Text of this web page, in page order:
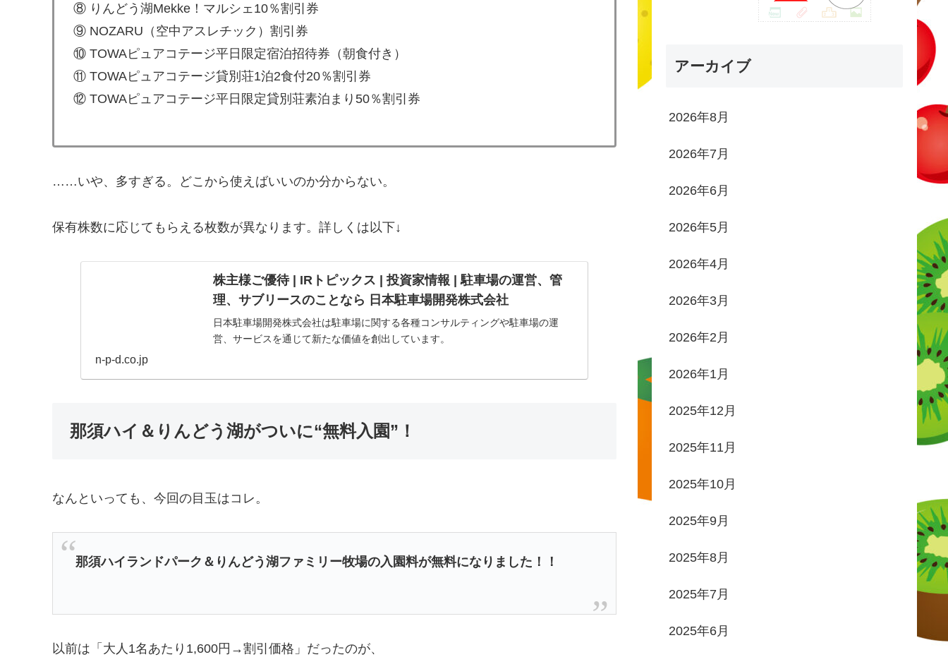
⑧ りんどう湖Mekke！マルシェ10％割引券
⑨ NOZARU（空中アスレチック）割引券
⑩ TOWAピュアコテージ平日限定宿泊招待券（朝食付き）
⑪ TOWAピュアコテージ貸別荘1泊2食付20％割引券
⑫ TOWAピュアコテージ平日限定貸別荘素泊まり50％割引券
……いや、多すぎる。どこから使えばいいのか分からない。
保有株数に応じてもらえる枚数が異なります。詳しくは以下↓
株主様ご優待 | IRトピックス | 投資家情報 | 駐車場の運営、管
理、サブリースのことなら 日本駐車場開発株式会社
日本駐車場開発株式会社は駐車場に関する各種コンサルティングや駐車場の運
営、サービスを通じて新たな価値を創出しています。
n-p-d.co.jp
那須ハイ＆りんどう湖がついに“無料入園”！
なんといっても、今回の目玉はコレ。
那須ハイランドパーク＆りんどう湖ファミリー牧場の入園料が無料になりました！！
以前は「大人1名あたり1,600円→割引価格」だったのが、
アーカイブ
2026年8月
2026年7月
2026年6月
2026年5月
2026年4月
2026年3月
2026年2月
2026年1月
2025年12月
2025年11月
2025年10月
2025年9月
2025年8月
2025年7月
2025年6月